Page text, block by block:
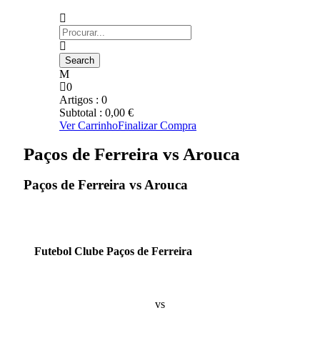
0
Artigos : 0
Subtotal : 0,00 €
Ver CarrinhoFinalizar Compra
Paços de Ferreira vs Arouca
Paços de Ferreira vs Arouca
Futebol Clube Paços de Ferreira
vs